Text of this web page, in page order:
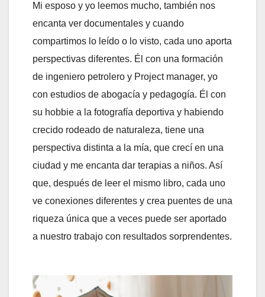
Mi esposo y yo leemos mucho, también nos
encanta ver documentales y cuando
compartimos lo leído o lo visto, cada uno aporta
perspectivas diferentes. Él con una formación
de ingeniero petrolero y Project manager, yo
con estudios de abogacía y pedagogía. Él con
su hobbie a la fotografía deportiva y habiendo
crecido rodeado de naturaleza, tiene una
perspectiva distinta a la mía, que crecí en una
ciudad y me encanta dar terapias a niños. Así
que, después de leer el mismo libro, cada uno
ve conexiones diferentes y crea puentes de una
riqueza única que a veces puede ser aportado
a nuestro trabajo con resultados sorprendentes.